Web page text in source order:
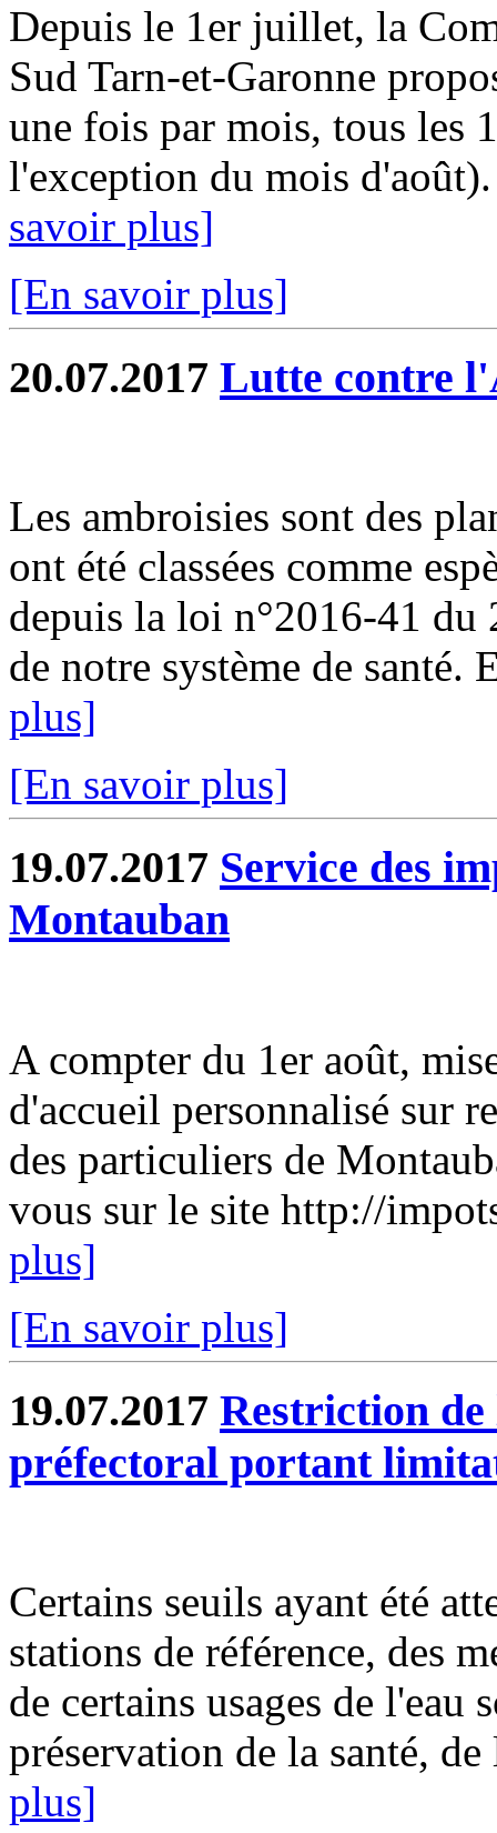
Depuis le 1er juillet, la
Sud Tarn-et-Garonne
une fois par mois, tous les
l'exception du mois
savoir plus]
[En savoir plus]
20.07.2017 Lutte contre
Les ambroisies sont des
ont été classées comme
depuis la loi n°2016-41
de notre système de santé.
plus]
[En savoir plus]
19.07.2017 Service des
Montauban
A compter du 1er août,
d'accueil personnalisé sur
des particuliers de
vous sur le site http://
plus]
[En savoir plus]
19.07.2017 Restriction
préfectoral portant
Certains seuils ayant été
stations de référence, des
de certains usages de l'eau
préservation de la santé,
plus]